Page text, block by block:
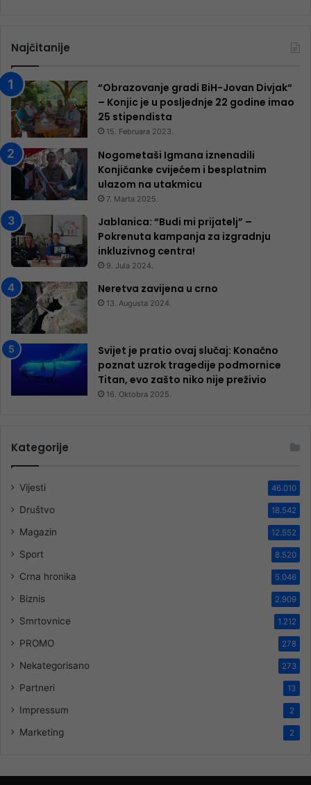
Najčitanije
“Obrazovanje gradi BiH-Jovan Divjak“
– Konjic je u posljednje 22 godine imao
25 ​​stipendista
15. Februara 2023.
Nogometaši Igmana iznenadili
Konjičanke cvijećem i besplatnim
ulazom na utakmicu
7. Marta 2025.
Jablanica: “Budi mi prijatelj” –
Pokrenuta kampanja za izgradnju
inkluzivnog centra!
9. Jula 2024.
Neretva zavijena u crno
13. Augusta 2024.
Svijet je pratio ovaj slučaj: Konačno
poznat uzrok tragedije podmornice
Titan, evo zašto niko nije preživio
16. Oktobra 2025.
Kategorije
Vijesti 46.010
Društvo 18.542
Magazin 12.552
Sport 8.520
Crna hronika 5.046
Biznis 2.909
Smrtovnice 1.212
PROMO 278
Nekategorisano 273
Partneri 13
Impressum 2
Marketing 2